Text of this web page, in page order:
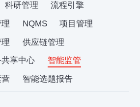
科研管理
流程引擎
NQMS
项目管理
供应链管理
共享中心
智能监管
营 智能选题报告